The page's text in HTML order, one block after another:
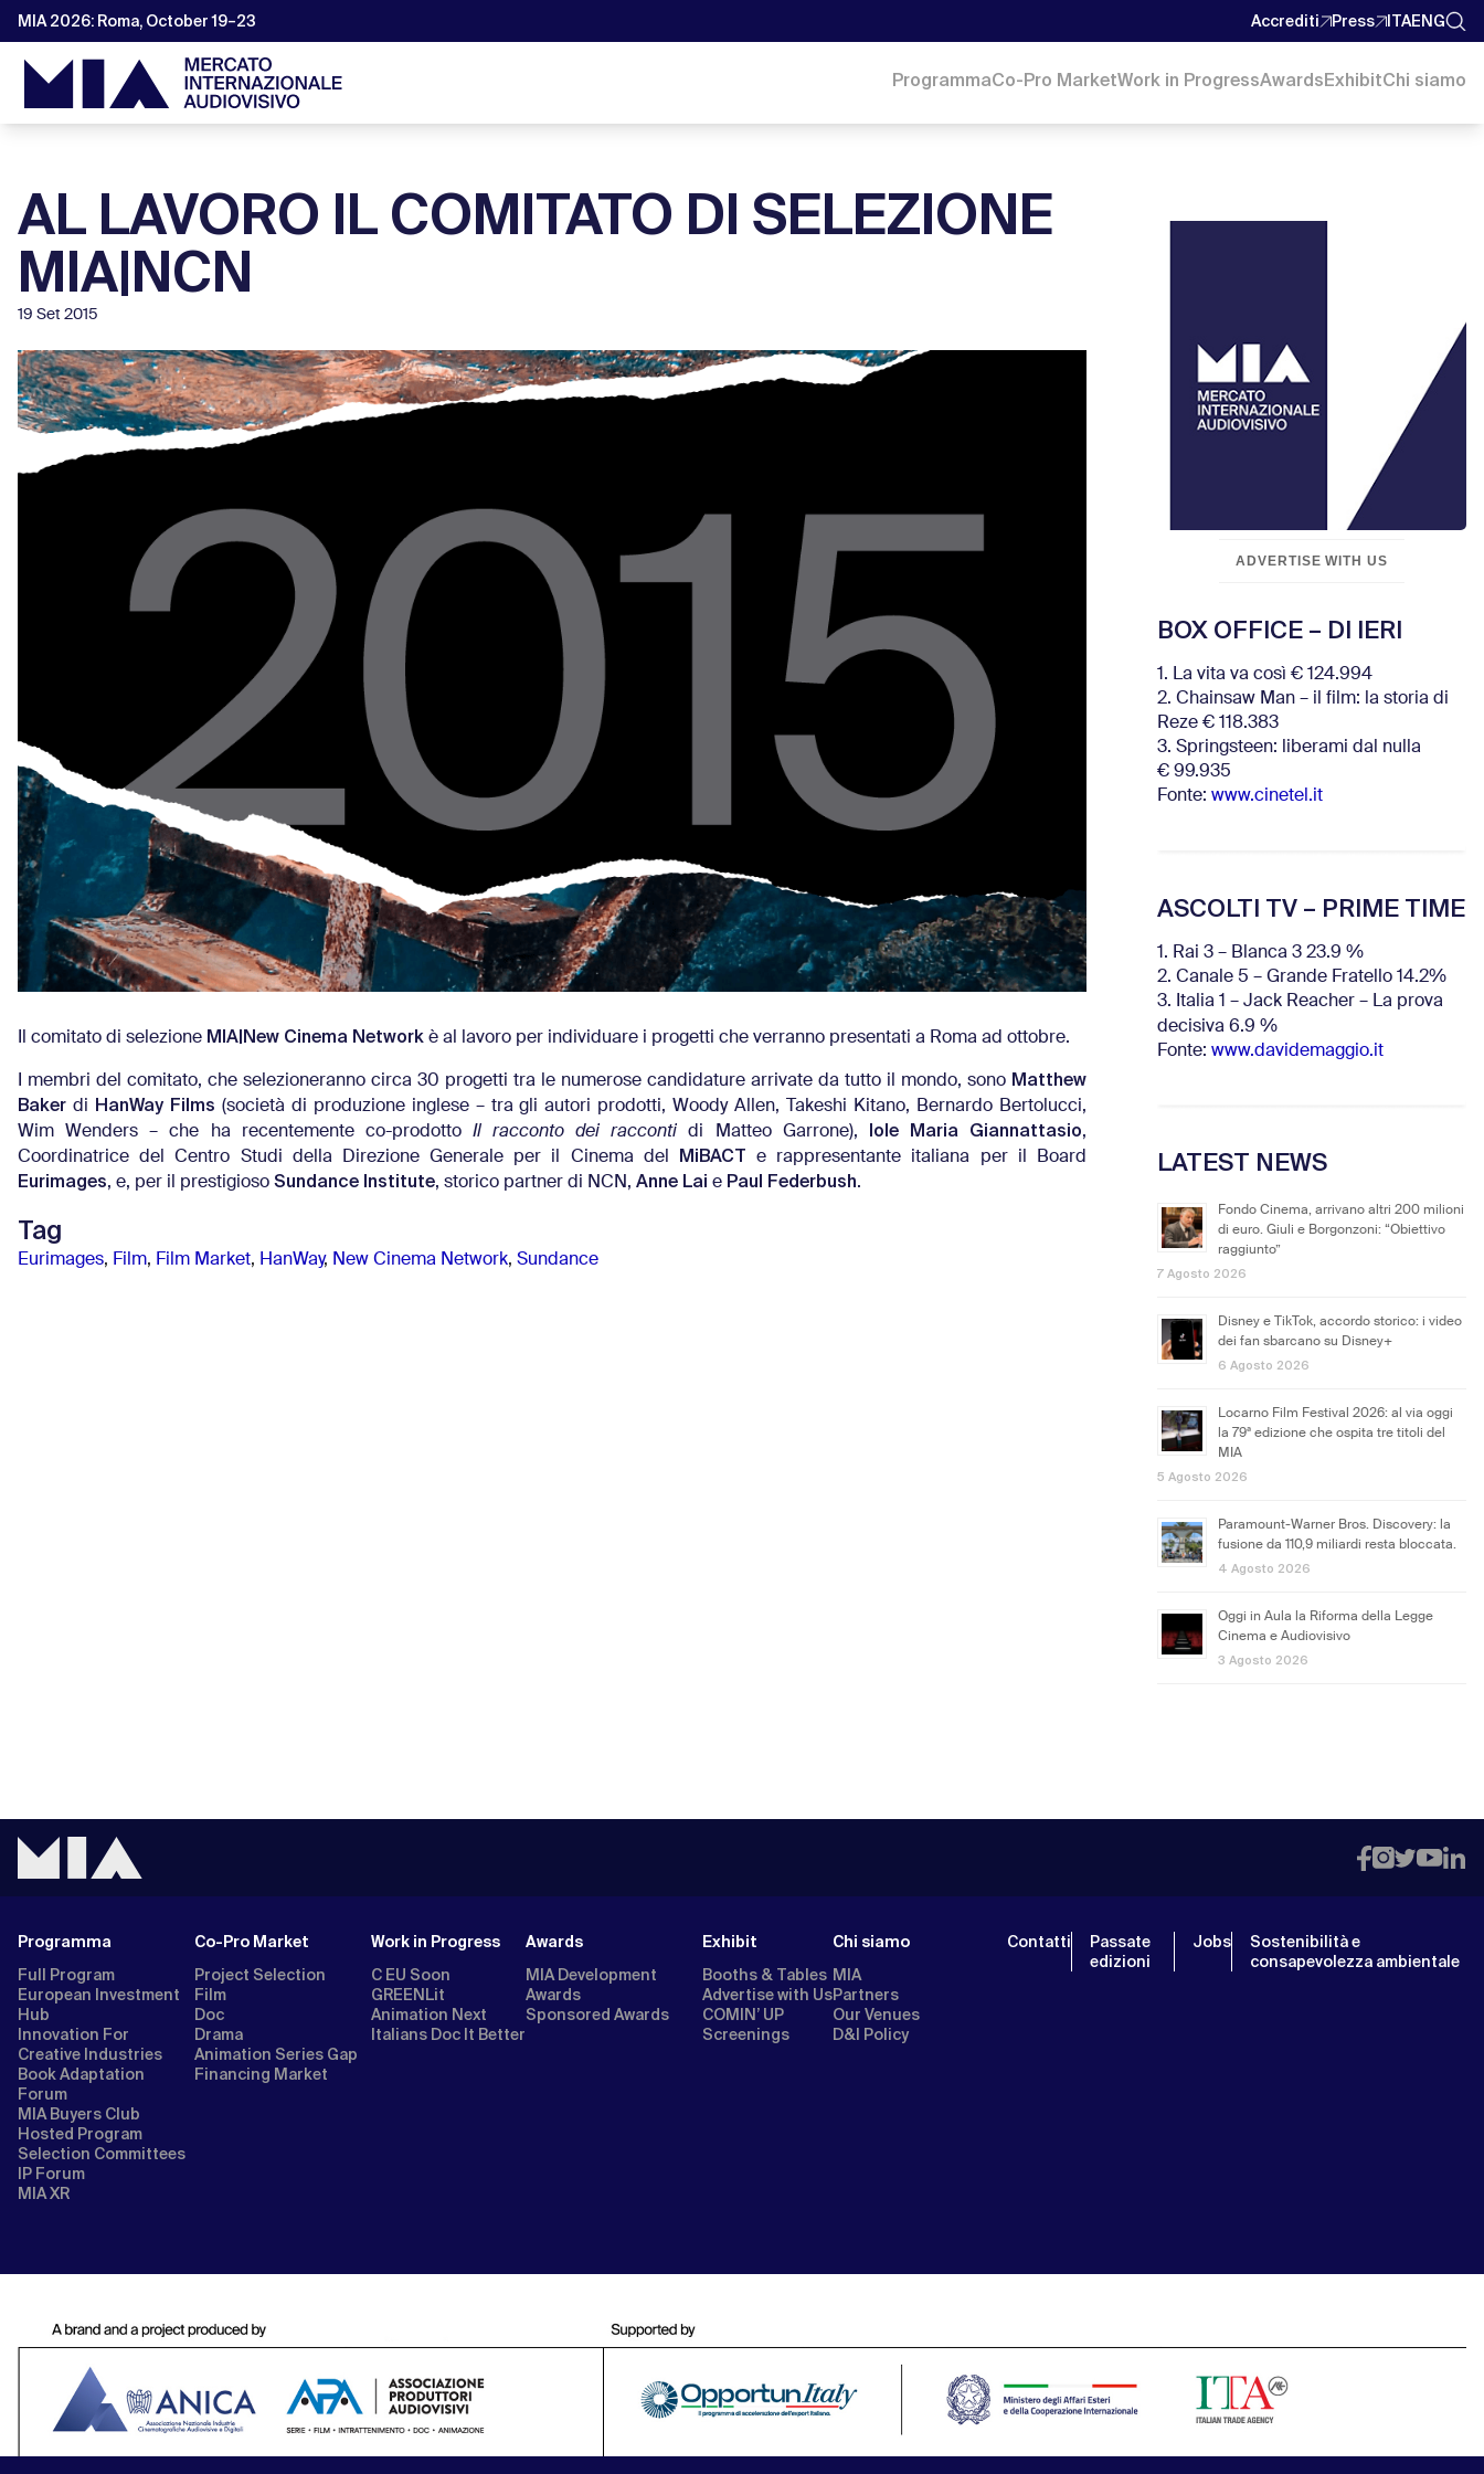
MIA 2026: Roma, October 19–23 Accrediti Press ITAENG
ProgrammaCo-Pro MarketWork in ProgressAwardsExhibitChi siamo
AL LAVORO IL COMITATO DI SELEZIONE
MIA|NCN
19 Set 2015
Il comitato di selezione MIA|New Cinema Network è al lavoro per individuare i progetti che verranno presentati a Roma ad ottobre.
I membri del comitato, che selezioneranno circa 30 progetti tra le numerose candidature arrivate da tutto il mondo, sono Matthew
Baker di HanWay Films (società di produzione inglese – tra gli autori prodotti, Woody Allen, Takeshi Kitano, Bernardo Bertolucci,
Wim Wenders – che ha recentemente co-prodotto Il racconto dei racconti di Matteo Garrone), Iole Maria Giannattasio,
Coordinatrice del Centro Studi della Direzione Generale per il Cinema del MiBACT e rappresentante italiana per il Board
Eurimages, e, per il prestigioso Sundance Institute, storico partner di NCN, Anne Lai e Paul Federbush.
Tag
Eurimages, Film, Film Market, HanWay, New Cinema Network, Sundance
ADVERTISE WITH US
BOX OFFICE – DI IERI
1. La vita va così € 124.994
2. Chainsaw Man – il film: la storia di
Reze € 118.383
3. Springsteen: liberami dal nulla
€ 99.935
Fonte: www.cinetel.it
ASCOLTI TV – PRIME TIME
1. Rai 3 – Blanca 3 23.9 %
2. Canale 5 – Grande Fratello 14.2%
3. Italia 1 – Jack Reacher – La prova
decisiva 6.9 %
Fonte: www.davidemaggio.it
LATEST NEWS
Fondo Cinema, arrivano altri 200 milioni
di euro. Giuli e Borgonzoni: “Obiettivo
raggiunto”
7 Agosto 2026
Disney e TikTok, accordo storico: i video
dei fan sbarcano su Disney+
6 Agosto 2026
Locarno Film Festival 2026: al via oggi
la 79ª edizione che ospita tre titoli del
MIA
5 Agosto 2026
Paramount-Warner Bros. Discovery: la
fusione da 110,9 miliardi resta bloccata.
4 Agosto 2026
Oggi in Aula la Riforma della Legge
Cinema e Audiovisivo
3 Agosto 2026
Programma
Full Program
European Investment
Hub
Innovation For
Creative Industries
Book Adaptation
Forum
MIA Buyers Club
Hosted Program
Selection Committees
IP Forum
MIA XR
Co-Pro Market
Project Selection
Film
Doc
Drama
Animation Series Gap
Financing Market
Work in Progress
C EU Soon
GREENLit
Animation Next
Italians Doc It Better
Awards
MIA Development
Awards
Sponsored Awards
Exhibit
Booths & Tables
Advertise with Us
COMIN’ UP
Screenings
Chi siamo
MIA
Partners
Our Venues
D&I Policy
Contatti
Passate
edizioni
Jobs
Sostenibilità e
consapevolezza ambientale